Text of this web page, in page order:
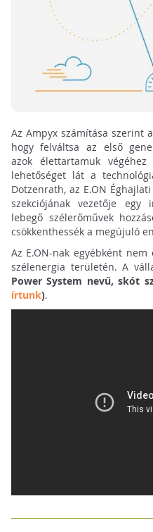
Az Ampyx számítása szerint
hogy felváltsa az első
azok élettartamuk
lehetőséget lát a
Dotzenrath, az E.ON
szekciójának vezetője
lebegő szélerőművek
csökkenthessék a megújuló
Az E.ON-nak egyébként
szélenergia területén. A
Power System nevű, skót
írtunk).